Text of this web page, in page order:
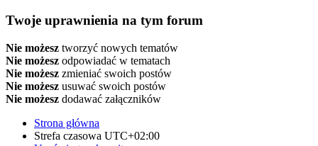
Twoje uprawnienia na tym forum
Nie możesz tworzyć nowych tematów
Nie możesz odpowiadać w tematach
Nie możesz zmieniać swoich postów
Nie możesz usuwać swoich postów
Nie możesz dodawać załączników
Strona główna
Strefa czasowa UTC+02:00